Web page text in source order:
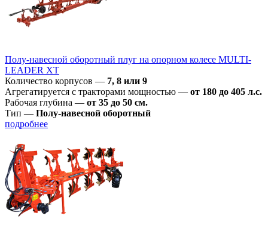
Полу-навесной оборотный плуг на опорном колесе MULTI-
LEADER XT
Количество корпусов — 7, 8 или 9
Агрегатируется с тракторами мощностью — от 180 до 405 л.с.
Рабочая глубина — от 35 до 50 см.
Тип — Полу-навесной оборотный
подробнее